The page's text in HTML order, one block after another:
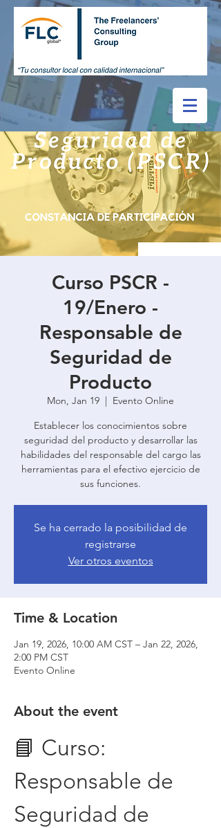
Curso PSCR -
19/Enero -
Responsable de
Seguridad de
Producto
Mon, Jan 19
  |
Evento Online
Establecer los conocimientos sobre
seguridad del producto y desarrollar las
habilidades del responsable del cargo las
herramientas para el efectivo ejercicio de
sus funciones.
Se ha cerrado la posibilidad de
registrarse
Ver otros eventos
Time & Location
Jan 19, 2026, 10:00 AM CST – Jan 22, 2026,
2:00 PM CST
Evento Online
About the event
📘 Curso:
Responsable de
Seguridad de